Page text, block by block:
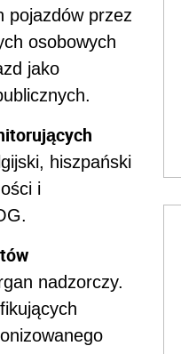
pojazdów przez
osobowych
jako
hiszpański
i
nadzorczy.